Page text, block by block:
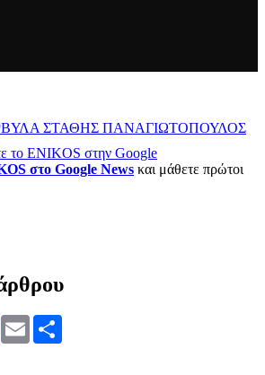
ΣΤΑΘΗΣ ΠΑΝΑΓΙΩΤΟΠΟΥΛΟΣ
το ENIKOS στην Google
στο Google News και μάθετε πρώτοι
WhatsApp
Email